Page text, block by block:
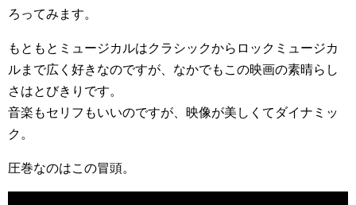
ろってみます。
もともとミュージカルはクラシックからロックミュージカ
ルまで広く好きなのですが、なかでもこの映画の素晴らし
さはとびきりです。
音楽もセリフもいいのですが、映像が美しくてダイナミッ
ク。
圧巻なのはこの冒頭。